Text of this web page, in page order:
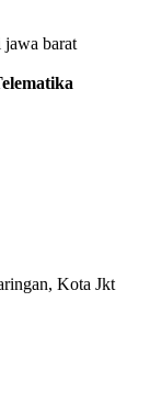
jawa barat
Kota Jkt